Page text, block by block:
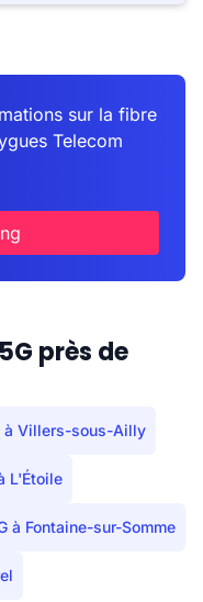
sur la fibre
Telecom
près de
à Villers-sous-Ailly
L'Étoile
à Fontaine-sur-Somme